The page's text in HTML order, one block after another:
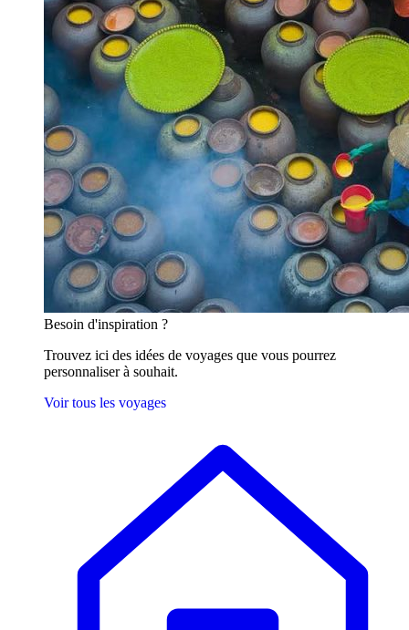
Besoin d'inspiration ?
Trouvez ici des idées de voyages que vous pourrez
personnaliser à souhait.
Voir tous les voyages